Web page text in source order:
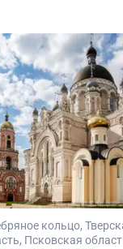
кольцо
Псковская